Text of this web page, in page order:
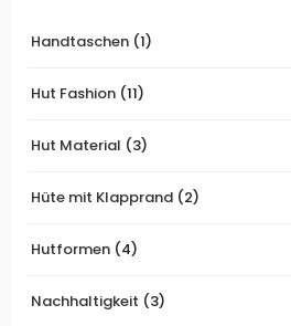
Handtaschen (1)
Hut Fashion (11)
Hut Material (3)
Hüte mit Klapprand (2)
Hutformen (4)
Nachhaltigkeit (3)